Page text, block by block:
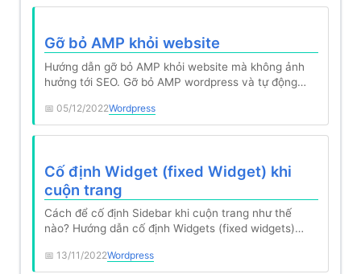
Gỡ bỏ AMP khỏi website
Hướng dẫn gỡ bỏ AMP khỏi website mà không ảnh
hưởng tới SEO. Gỡ bỏ AMP wordpress và tự động…
05/12/2022Wordpress
Cố định Widget (fixed Widget) khi
cuộn trang
Cách để cố định Sidebar khi cuộn trang như thế
nào? Hướng dẫn cố định Widgets (fixed widgets)
13/11/2022Wordpress